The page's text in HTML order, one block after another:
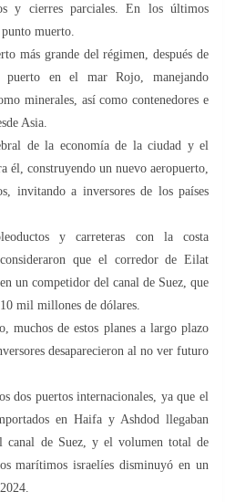
y cierres parciales. En los últimos
muerto.
más grande del régimen, después de
en el mar Rojo, manejando
minerales, así como contenedores e
Asia.
de la economía de la ciudad y el
él, construyendo un nuevo aeropuerto,
invitando a inversores de los países
y carreteras con la costa
que el corredor de Eilat
un competidor del canal de Suez, que
mil millones de dólares.
muchos de estos planes a largo plazo
desaparecieron al no ver futuro
dos puertos internacionales, ya que el
en Haifa y Ashdod llegaban
canal de Suez, y el volumen total de
marítimos israelíes disminuyó en un